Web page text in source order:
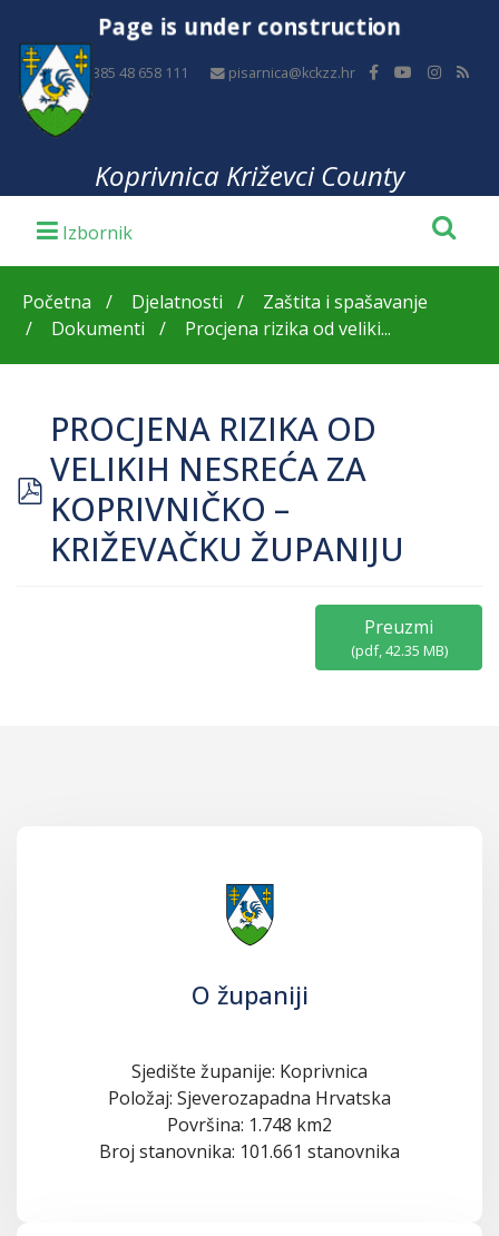
Page is under construction
+385 48 658 111 pisarnica@kckzz.hr
Koprivnica Križevci County
Početna Djelatnosti
Zaštita i spašavanje
Dokumenti
Procjena rizika od veliki...
pdf
PROCJENA RIZIKA OD
VELIKIH NESREĆA ZA
KOPRIVNIČKO –
KRIŽEVAČKU ŽUPANIJU
Preuzmi
(pdf,42.35 MB)
O županiji
Sjedište županije: Koprivnica
Položaj: Sjeverozapadna Hrvatska
Površina: 1.748 km2
Broj stanovnika: 101.661 stanovnika